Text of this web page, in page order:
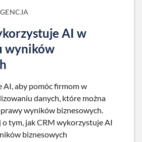
AI w
wyników
aby pomóc firmom w
danych, które można
wyników biznesowych.
o tym, jak CRM wykorzystuje AI
biznesowych